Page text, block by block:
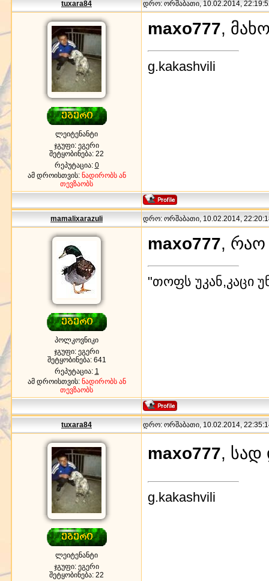
tuxara84 დრო: ორშაბათი, 10.02.2014,
ლეიტენანტი
ჯგუფი: ეგერი
შეტყობინება: 22
რეპუტაცია: 0
ამ დროისთვის: ნადირობს ან
თევზაობს
maxo777,
g.kakashvili
mamalixarazuli დრო: ორშაბათი, 10.02.2014,
პოლკოვნიკი
ჯგუფი: ეგერი
შეტყობინება: 641
რეპუტაცია: 1
ამ დროისთვის: ნადირობს ან
თევზაობს
maxo777, რაო
"თოფს უკან,კაცი
tuxara84 დრო: ორშაბათი, 10.02.2014,
ლეიტენანტი
ჯგუფი: ეგერი
შეტყობინება: 22
maxo777, სად
g.kakashvili